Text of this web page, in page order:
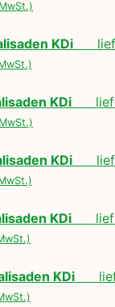
KDi
KDi
KDi
KDi
KDi